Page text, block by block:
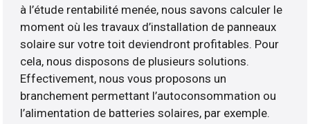
à l’étude rentabilité menée, nous savons calculer le
moment où les travaux d’installation de panneaux
solaire sur votre toit deviendront profitables. Pour
cela, nous disposons de plusieurs solutions.
Effectivement, nous vous proposons un
branchement permettant l’autoconsommation ou
l’alimentation de batteries solaires, par exemple.